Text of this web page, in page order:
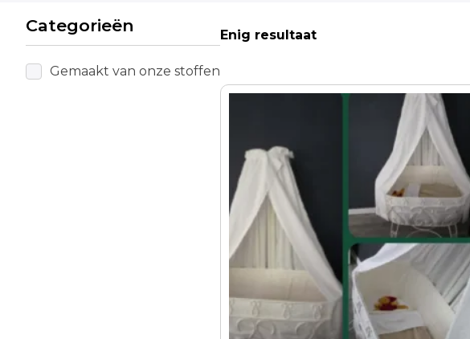
Categorieën
Gemaakt van onze stoffen
Enig resultaat